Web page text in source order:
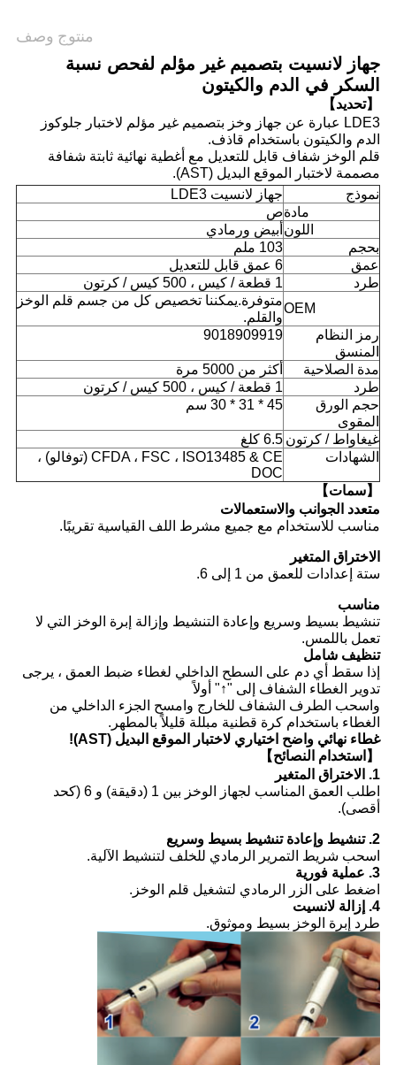
منتوج وصف
جهاز لانسيت بتصميم غير مؤلم لفحص نسبة
السكر في الدم والكيتون
【تحديد】
LDE3 عبارة عن جهاز وخز بتصميم غير مؤلم لاختبار جلوكوز
الدم والكيتون باستخدام قاذف.
قلم الوخز شفاف قابل للتعديل مع أغطية نهائية ثابتة شفافة
مصممة لاختبار الموقع البديل (AST).
نموذج
جهاز لانسيت LDE3
مادةص
اللون أبيض ورمادي
بحجم
103 ملم
عمق
6 عمق قابل للتعديل
طرد
1 قطعة / كيس ، 500 كيس / كرتون
OEM
متوفرة.يمكننا تخصيص كل من جسم قلم الوخز
والقلم.
رمز النظام
المنسق
9018909919
مدة الصلاحية
أكثر من 5000 مرة
طرد
1 قطعة / كيس ، 500 كيس / كرتون
حجم الورق
المقوى
45 * 31 * 30 سم
غيغاواط / كرتون 6.5 كلغ
الشهادات
CFDA ، FSC ، ISO13485 & CE (توفالو) ،
DOC
【سمات】
متعدد الجوانب والاستعمالات
مناسب للاستخدام مع جميع مشرط اللف القياسية تقريبًا.
الاختراق المتغير
ستة إعدادات للعمق من 1 إلى 6.
مناسب
تنشيط بسيط وسريع وإعادة التنشيط وإزالة إبرة الوخز التي لا
تعمل باللمس.
تنظيف شامل
إذا سقط أي دم على السطح الداخلي لغطاء ضبط العمق ، يرجى
تدوير الغطاء الشفاف إلى "↑" أولاً
واسحب الطرف الشفاف للخارج وامسح الجزء الداخلي من
الغطاء باستخدام كرة قطنية مبللة قليلاً بالمطهر.
غطاء نهائي واضح اختياري لاختبار الموقع البديل (AST)!
【استخدام النصائح】
1. الاختراق المتغير
اطلب العمق المناسب لجهاز الوخز بين 1 (دقيقة) و 6 (كحد
أقصى).
2. تنشيط وإعادة تنشيط بسيط وسريع
اسحب شريط التمرير الرمادي للخلف لتنشيط الآلية.
3. عملية فورية
اضغط على الزر الرمادي لتشغيل قلم الوخز.
4. إزالة لانسيت
طرد إبرة الوخز بسيط وموثوق.